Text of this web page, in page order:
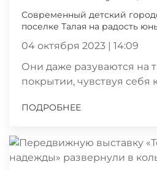
Современный детский
поселке Талая на радость
04 октября 2023 | 14:09
Они даже разуваются на
покрытии, чувствуя себя
ПОДРОБНЕЕ